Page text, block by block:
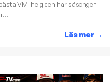
VM–helg den här säsongen –
Läs mer →